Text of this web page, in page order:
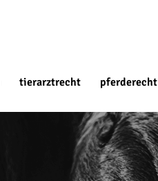
tierarztrecht pferderecht